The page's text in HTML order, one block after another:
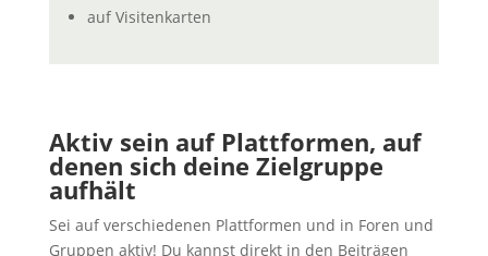
auf Visitenkarten
Aktiv sein auf Plattformen, auf
denen sich deine Zielgruppe
aufhält
Sei auf verschiedenen Plattformen und in Foren und
Gruppen aktiv! Du kannst direkt in den Beiträgen